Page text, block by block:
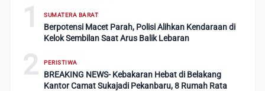
1 SUMATERA BARAT
Berpotensi Macet Parah, Polisi Alihkan Kendaraan di
Kelok Sembilan Saat Arus Balik Lebaran
2 PERISTIWA
BREAKING NEWS- Kebakaran Hebat di Belakang
Kantor Camat Sukajadi Pekanbaru, 8 Rumah Rata